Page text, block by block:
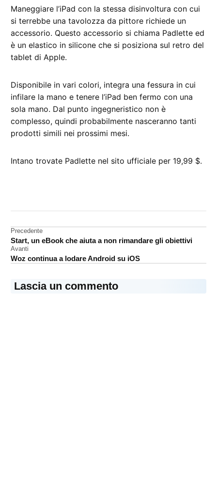
Maneggiare l’iPad con la stessa disinvoltura con cui
si terrebbe una tavolozza da pittore richiede un
accessorio. Questo accessorio si chiama Padlette ed
è un elastico in silicone che si posiziona sul retro del
tablet di Apple.
Disponibile in vari colori, integra una fessura in cui
infilare la mano e tenere l’iPad ben fermo con una
sola mano. Dal punto ingegneristico non è
complesso, quindi probabilmente nasceranno tanti
prodotti simili nei prossimi mesi.
Intano trovate Padlette nel sito ufficiale per 19,99 $.
iPad
Navigazione
articoli
Precedente
Start, un eBook che aiuta a non rimandare gli obiettivi
Avanti
Woz continua a lodare Android su iOS
Lascia un commento